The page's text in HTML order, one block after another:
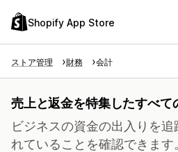
Shopify App Store
ストア管理 財務 会計
売上と返金を特集したすべて
ビジネスの資金の出入りを
れていることを確認できます